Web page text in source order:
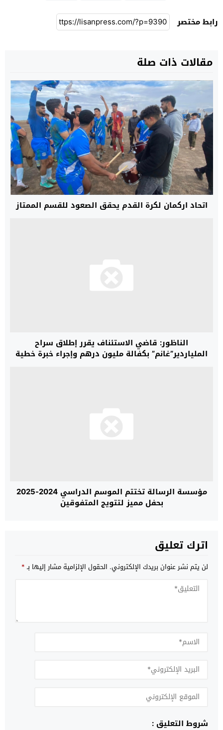
رابط مختصر
مقالات ذات صلة
اتحاد اركمان لكرة القدم يحقق الصعود للقسم الممتاز
الناظور: قاضي الاستئناف يقرر إطلاق سراح
الملياردير”غانم” بكفالة مليون درهم وإجراء خبرة خطية
مؤسسة الرسالة تختتم الموسم الدراسي 2024-2025
بحفل مميز لتتويج المتفوقين
اترك تعليق
لن يتم نشر عنوان بريدك الإلكتروني. الحقول الإلزامية مشار إليها بـ*
شروط التعليق :